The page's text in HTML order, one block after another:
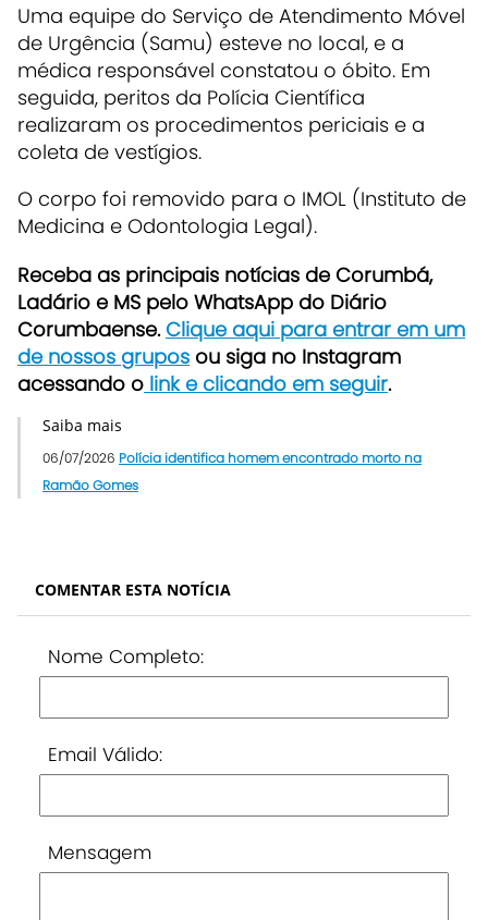
Uma equipe do Serviço de Atendimento Móvel
de Urgência (Samu) esteve no local, e a
médica responsável constatou o óbito. Em
seguida, peritos da Polícia Científica
realizaram os procedimentos periciais e a
coleta de vestígios.
O corpo foi removido para o IMOL (Instituto de
Medicina e Odontologia Legal).
Receba as principais notícias de Corumbá,
Ladário e MS pelo WhatsApp do Diário
Corumbaense.Clique aqui para entrar em um
de nossos grupos ou siga no Instagram
acessando o link e clicando em seguir.
Saiba mais
06/07/2026 Polícia identifica homem encontrado morto na
Ramão Gomes
COMENTAR ESTA NOTÍCIA
Nome Completo:
Email Válido:
Mensagem